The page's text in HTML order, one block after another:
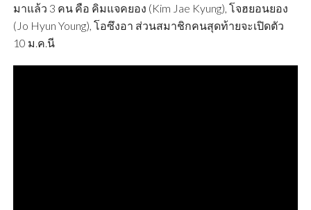
มาแล้ว 3 คน คือ คิมแจคยอง (Kim Jae Kyung), โจฮยอนยอง
(Jo Hyun Young), โอซึงอา ส่วนสมาชิกคนสุดท้ายจะเปิดตัว
10 ม.ค.นี